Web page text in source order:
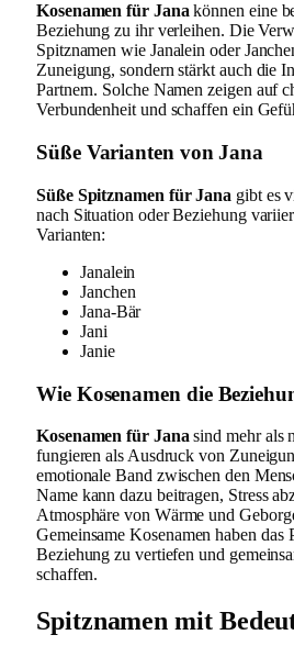
Kosenamen für Janakönnen eine
Beziehung zu ihr verleihen. Die
Spitznamen wie Janalein oder
Zuneigung, sondern stärkt auch die
Partnern. Solche Namen zeigen auf
Verbundenheit und schaffen ein
Süße Varianten von Jana
Süße Spitznamen für Jana gibt es
nach Situation oder Beziehung
Varianten:
Janalein
Janchen
Jana-Bär
Jani
Janie
Wie Kosenamen die
Kosenamen für Jana sind mehr als
fungieren als Ausdruck von
emotionale Band zwischen den
Name kann dazu beitragen, Stress
Atmosphäre von Wärme und
Gemeinsame Kosenamen haben das
Beziehung zu vertiefen und
schaffen.
Spitznamen mit